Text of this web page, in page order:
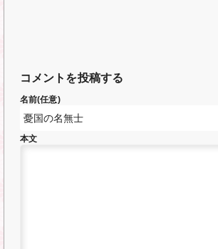
コメントを投稿する
名前(任意)
本文